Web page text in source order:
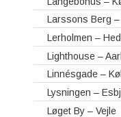
Larssons Berg –
Lerholmen –
Lighthouse –
Linnésgade –
Lysningen –
Løget By – Vejle